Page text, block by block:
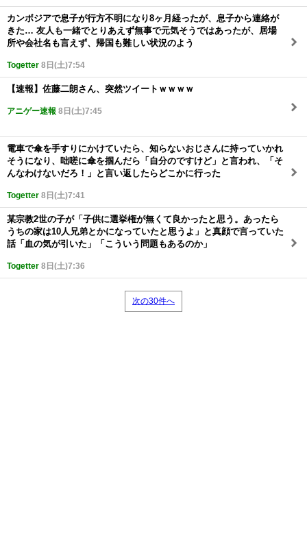
カンボジアで息子が行方不明になり8ヶ月経ったが、息子から連絡が
きた… 友人も一緒でとりあえず無事で元気そうではあったが、居場
所や会社名も言えず、帰国も難しい状況のよう
Togetter 8日(土)7:54
【速報】佐藤二朗さん、突然ツイートｗｗｗｗ
アニゲー速報 8日(土)7:45
電車で傘を手すりにかけていたら、知らないおじさんに持っていかれ
そうになり、咄嗟に傘を掴んだら「自分のですけど」と言われ、「そ
んなわけないだろ！」と言い返したらどこかに行った
Togetter 8日(土)7:41
某宗教2世の子が「子供に選挙権が無くて良かったと思う。あったら
うちの家は10人兄弟とかになっていたと思うよ」と真顔で言っていた
話「血の気が引いた」「こういう問題もあるのか」
Togetter 8日(土)7:36
次の30件へ